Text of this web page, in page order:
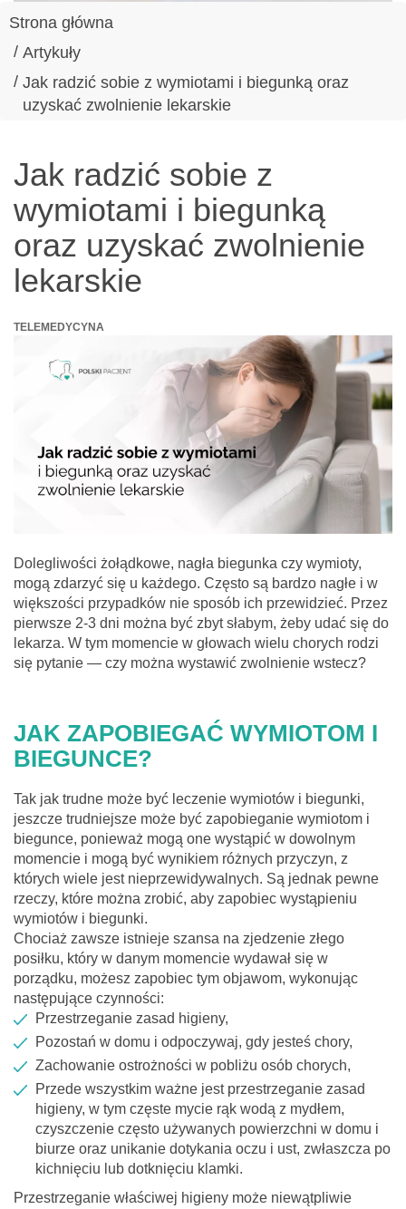
Strona główna
Artykuły
Jak radzić sobie z wymiotami i biegunką oraz
uzyskać zwolnienie lekarskie
Jak radzić sobie z
wymiotami i biegunką
oraz uzyskać zwolnienie
lekarskie
TELEMEDYCYNA
Dolegliwości żołądkowe, nagła biegunka czy wymioty,
mogą zdarzyć się u każdego. Często są bardzo nagłe i w
większości przypadków nie sposób ich przewidzieć. Przez
pierwsze 2-3 dni można być zbyt słabym, żeby udać się do
lekarza. W tym momencie w głowach wielu chorych rodzi
się pytanie — czy można wystawić zwolnienie wstecz?
JAK ZAPOBIEGAĆ WYMIOTOM I
BIEGUNCE?
Tak jak trudne może być leczenie wymiotów i biegunki,
jeszcze trudniejsze może być zapobieganie wymiotom i
biegunce, ponieważ mogą one wystąpić w dowolnym
momencie i mogą być wynikiem różnych przyczyn, z
których wiele jest nieprzewidywalnych. Są jednak pewne
rzeczy, które można zrobić, aby zapobiec wystąpieniu
wymiotów i biegunki.
Chociaż zawsze istnieje szansa na zjedzenie złego
posiłku, który w danym momencie wydawał się w
porządku, możesz zapobiec tym objawom, wykonując
następujące czynności:
Przestrzeganie zasad higieny,
Pozostań w domu i odpoczywaj, gdy jesteś chory,
Zachowanie ostrożności w pobliżu osób chorych,
Przede wszystkim ważne jest przestrzeganie zasad
higieny, w tym częste mycie rąk wodą z mydłem,
czyszczenie często używanych powierzchni w domu i
biurze oraz unikanie dotykania oczu i ust, zwłaszcza po
kichnięciu lub dotknięciu klamki.
Przestrzeganie właściwej higieny może niewątpliwie